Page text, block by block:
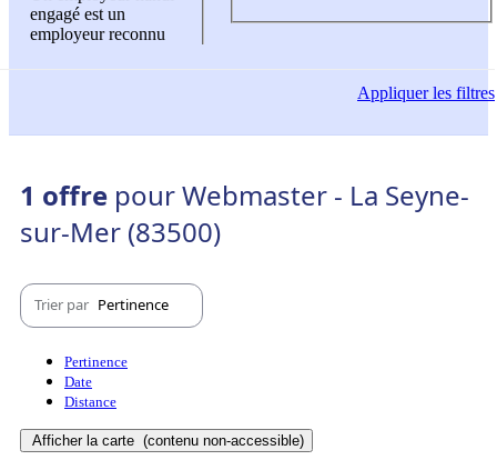
engagé est un
employeur reconnu
Appliquerles filtres
1 offre pour Webmaster - La Seyne-
sur-Mer (83500)
Trier par Pertinence
Pertinence
Date
Distance
Afficher la carte (contenu non-accessible)